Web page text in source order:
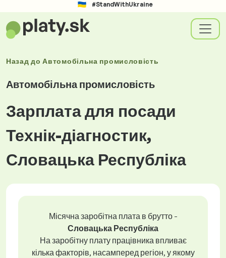
#StandWithUkraine
Назад до Автомобільна промисловість
Автомобільна промисловість
Зарплата для посади
Технік-діагностик,
Словацька Республіка
Місячна заробітна плата в брутто -
Словацька Республіка
На заробітну плату працівника впливає
кілька факторів, насамперед регіон, у якому